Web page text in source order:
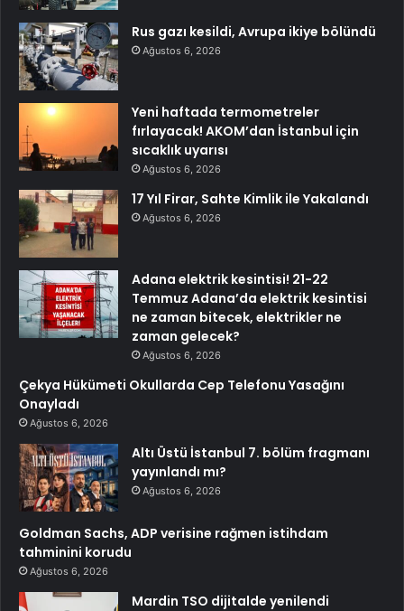
Rus gazı kesildi, Avrupa ikiye bölündü
Ağustos 6, 2026
Yeni haftada termometreler
fırlayacak! AKOM’dan İstanbul için
sıcaklık uyarısı
Ağustos 6, 2026
17 Yıl Firar, Sahte Kimlik ile Yakalandı
Ağustos 6, 2026
Adana elektrik kesintisi! 21-22
Temmuz Adana’da elektrik kesintisi
ne zaman bitecek, elektrikler ne
zaman gelecek?
Ağustos 6, 2026
Çekya Hükümeti Okullarda Cep Telefonu Yasağını
Onayladı
Ağustos 6, 2026
Altı Üstü İstanbul 7. bölüm fragmanı
yayınlandı mı?
Ağustos 6, 2026
Goldman Sachs, ADP verisine rağmen istihdam
tahminini korudu
Ağustos 6, 2026
Mardin TSO dijitalde yenilendi